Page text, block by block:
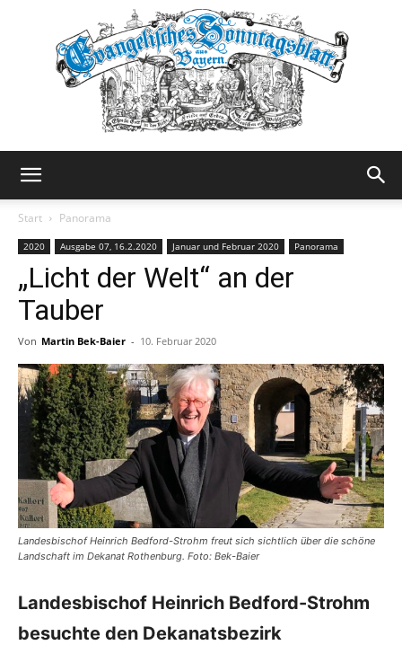
Sonntagsblatt
Start Panorama
2020 Ausgabe 07, 16.2.2020 Januar und Februar 2020 Panorama
„Licht der Welt“ an der
Tauber
Von Martin Bek-Baier - 10. Februar 2020
Landesbischof Heinrich Bedford-Strohm freut sich sichtlich über die schöne
Landschaft im Dekanat Rothenburg. Foto: Bek-Baier
Landesbischof Heinrich Bedford-Strohm
besuchte den Dekanatsbezirk